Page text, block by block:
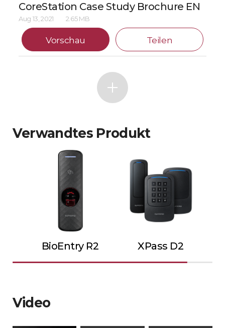
CoreStation Case Study Brochure EN
Aug 13, 2021 2.65 MB
Vorschau Teilen
Verwandtes Produkt
BioEntry R2 XPass D2
Video